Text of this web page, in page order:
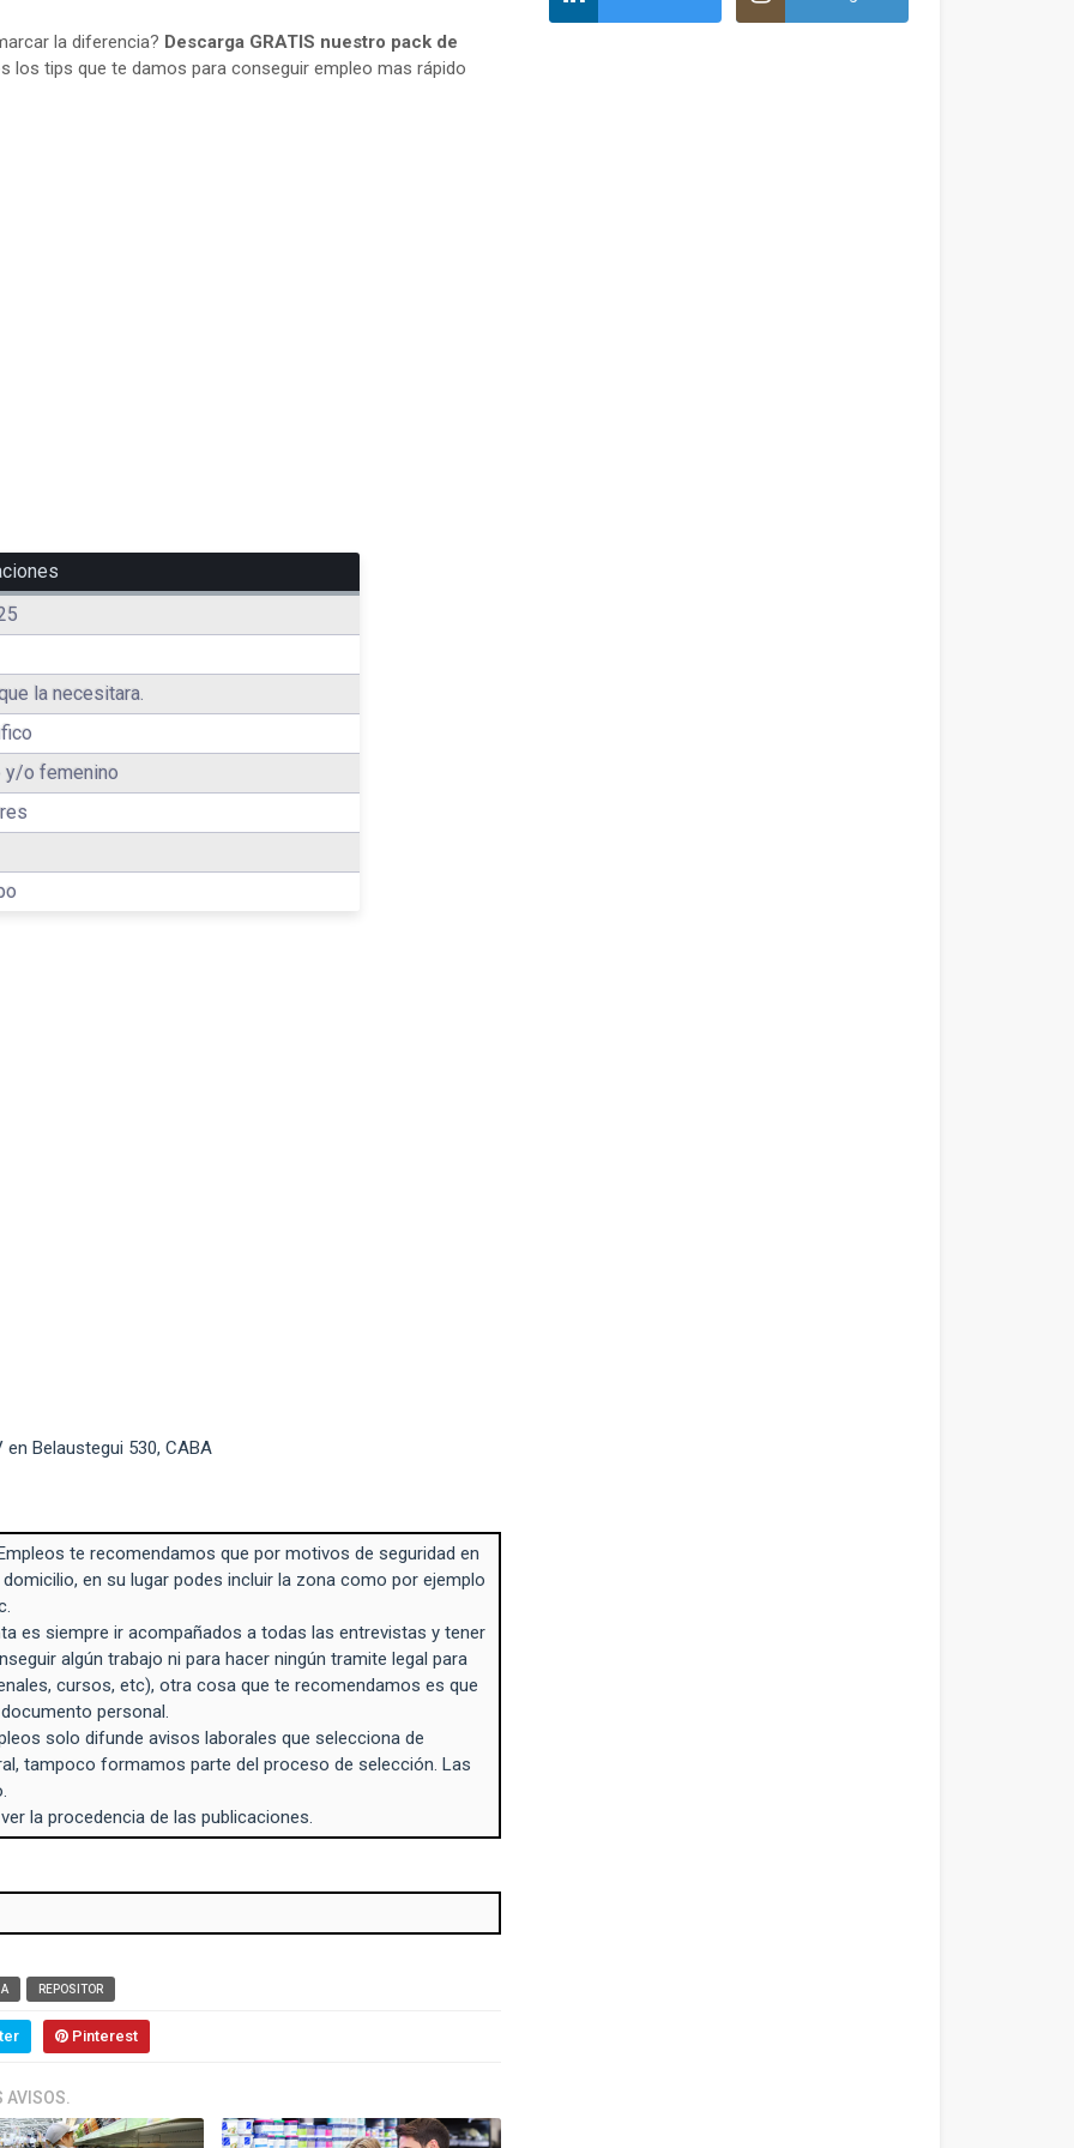
la diferencia? Descarga GRATIS nuestro pack de
los tips que te damos para conseguir empleo mas rápido
la necesitara.
y/o femenino
Belaustegui 530, CABA
te recomendamos que por motivos de seguridad en
en su lugar podes incluir la zona como por ejemplo
es siempre ir acompañados a todas las entrevistas y tener
algún trabajo ni para hacer ningún tramite legal para
cursos, etc), otra cosa que te recomendamos es que
personal.
solo difunde avisos laborales que selecciona de
tampoco formamos parte del proceso de selección. Las
la procedencia de las publicaciones.
REPOSITOR
Pinterest